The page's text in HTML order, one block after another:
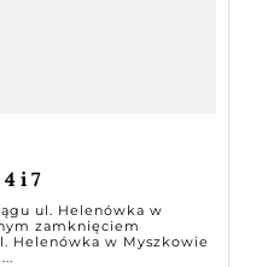
i 7
ul. Helenówka w
zamknięciem
Helenówka w Myszkowie